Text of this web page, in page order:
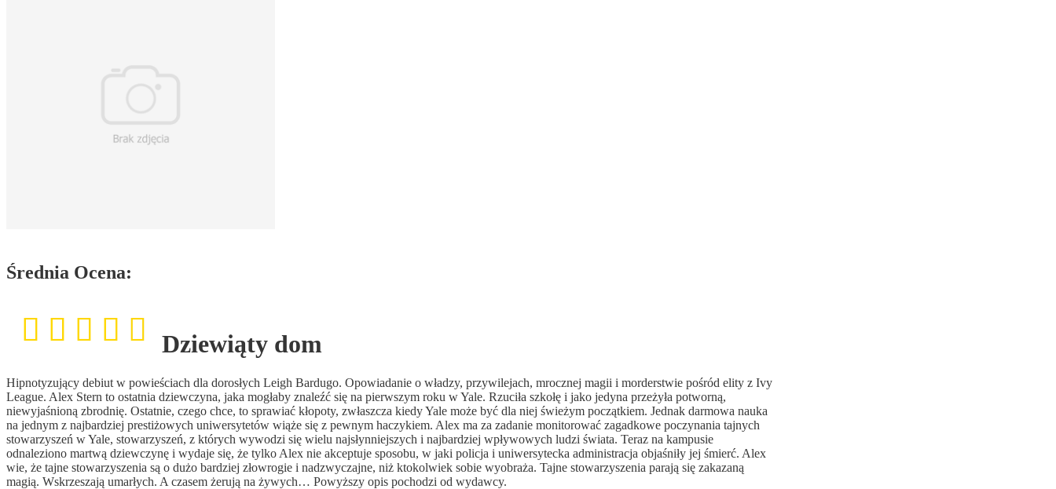
Średnia Ocena:
Dziewiąty dom
Hipnotyzujący debiut w powieściach dla dorosłych Leigh Bardugo. Opowiadanie o władzy, przywilejach, mrocznej magii i morderstwie pośród elity z Ivy
League. Alex Stern to ostatnia dziewczyna, jaka mogłaby znaleźć się na pierwszym roku w Yale. Rzuciła szkołę i jako jedyna przeżyła potworną,
niewyjaśnioną zbrodnię. Ostatnie, czego chce, to sprawiać kłopoty, zwłaszcza kiedy Yale może być dla niej świeżym początkiem. Jednak darmowa nauka
na jednym z najbardziej prestiżowych uniwersytetów wiąże się z pewnym haczykiem. Alex ma za zadanie monitorować zagadkowe poczynania tajnych
stowarzyszeń w Yale, stowarzyszeń, z których wywodzi się wielu najsłynniejszych i najbardziej wpływowych ludzi świata. Teraz na kampusie
odnaleziono martwą dziewczynę i wydaje się, że tylko Alex nie akceptuje sposobu, w jaki policja i uniwersytecka administracja objaśniły jej śmierć. Alex
wie, że tajne stowarzyszenia są o dużo bardziej złowrogie i nadzwyczajne, niż ktokolwiek sobie wyobraża. Tajne stowarzyszenia parają się zakazaną
magią. Wskrzeszają umarłych. A czasem żerują na żywych… Powyższy opis pochodzi od wydawcy.